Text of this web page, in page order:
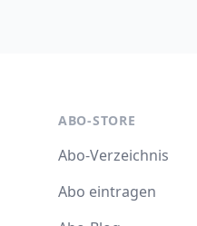
ABO-STORE
Abo-Verzeichnis
Abo eintragen